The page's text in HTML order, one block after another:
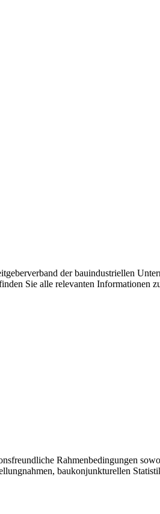
der bauindustriellen
Sie alle relevanten Informationen
Rahmenbedingungen
baukonjunkturellen